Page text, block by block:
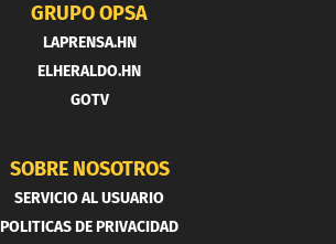
GRUPO OPSA
LAPRENSA.HN
ELHERALDO.HN
GOTV
SOBRE NOSOTROS
SERVICIO AL USUARIO
POLITICAS DE PRIVACIDAD